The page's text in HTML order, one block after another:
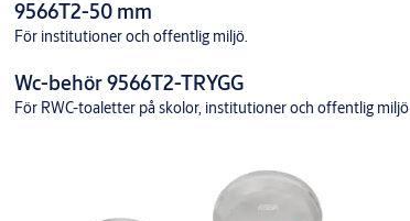
9566T2-50 mm
För institutioner och offentlig miljö.
Wc-behör 9566T2-TRYGG
För RWC-toaletter på skolor, institutioner och offentlig miljö